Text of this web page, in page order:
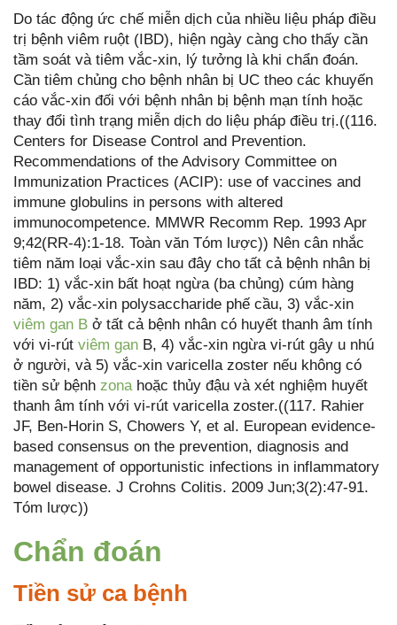
Do tác động ức chế miễn dịch của nhiều liệu pháp điều
trị bệnh viêm ruột (IBD), hiện ngày càng cho thấy cần
tầm soát và tiêm vắc-xin, lý tưởng là khi chẩn đoán.
Cần tiêm chủng cho bệnh nhân bị UC theo các khuyến
cáo vắc-xin đối với bệnh nhân bị bệnh mạn tính hoặc
thay đổi tình trạng miễn dịch do liệu pháp điều trị.((116.
Centers for Disease Control and Prevention.
Recommendations of the Advisory Committee on
Immunization Practices (ACIP): use of vaccines and
immune globulins in persons with altered
immunocompetence. MMWR Recomm Rep. 1993 Apr
9;42(RR-4):1-18. Toàn văn Tóm lược)) Nên cân nhắc
tiêm năm loại vắc-xin sau đây cho tất cả bệnh nhân bị
IBD: 1) vắc-xin bất hoạt ngừa (ba chủng) cúm hàng
năm, 2) vắc-xin polysaccharide phế cầu, 3) vắc-xin
viêm gan B ở tất cả bệnh nhân có huyết thanh âm tính
với vi-rút viêm gan B, 4) vắc-xin ngừa vi-rút gây u nhú
ở người, và 5) vắc-xin varicella zoster nếu không có
tiền sử bệnh zonahoặc thủy đậu và xét nghiệm huyết
thanh âm tính với vi-rút varicella zoster.((117. Rahier
JF, Ben-Horin S, Chowers Y, et al. European evidence-
based consensus on the prevention, diagnosis and
management of opportunistic infections in inflammatory
bowel disease. J Crohns Colitis. 2009 Jun;3(2):47-91.
Tóm lược))
Chẩn đoán
Tiền sử ca bệnh